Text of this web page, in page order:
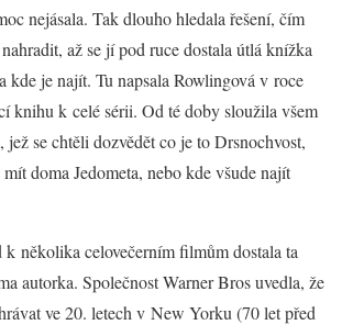
nejásala. Tak dlouho hledala řešení, čím
až se jí pod ruce dostala útlá knížka
kde je najít. Tu napsala Rowlingová v roce
knihu k celé sérii. Od té doby sloužila všem
se chtěli dozvědět co je to Drsnochvost,
doma Jedometa, nebo kde všude najít
k několika celovečerním filmům dostala ta
autorka. Společnost Warner Bros uvedla, že
ve 20. letech v New Yorku (70 let před